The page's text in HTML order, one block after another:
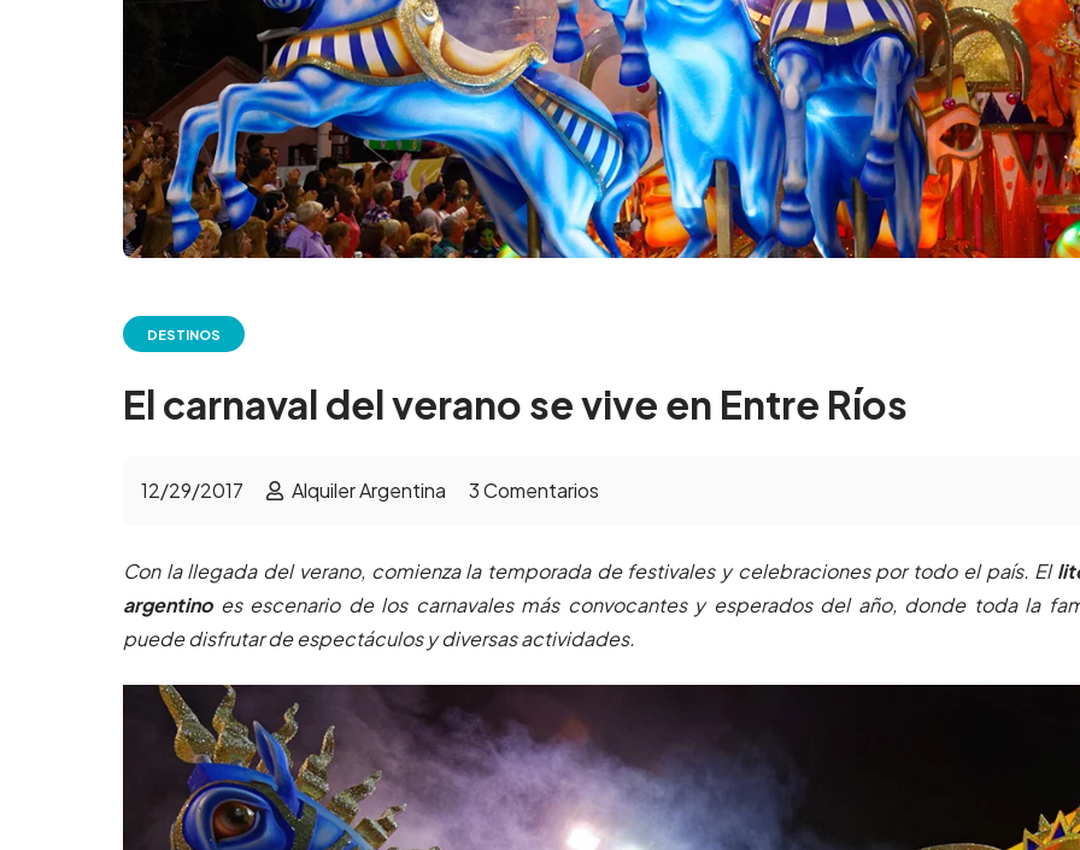
DESTINOS
El carnaval del verano se vive en Entre Ríos
12/29/2017 Alquiler Argentina 3Comentarios
Con la llegada del verano, comienza la temporada de festivales y celebraciones por todo el país. El
argentinoes escenario de los carnavales más convocantes y esperados del año, donde toda la
puede disfrutar de espectáculos y diversas actividades.